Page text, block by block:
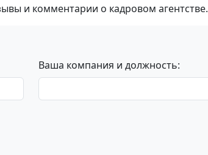
и комментарии о кадровом агентстве.
Ваша компания и должность: